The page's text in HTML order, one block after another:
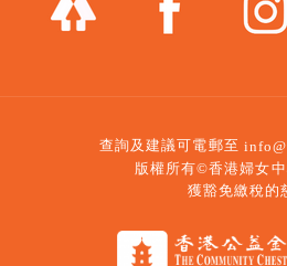
查詢及建議可電郵至
版權所有©香港婦女
獲豁免繳稅的